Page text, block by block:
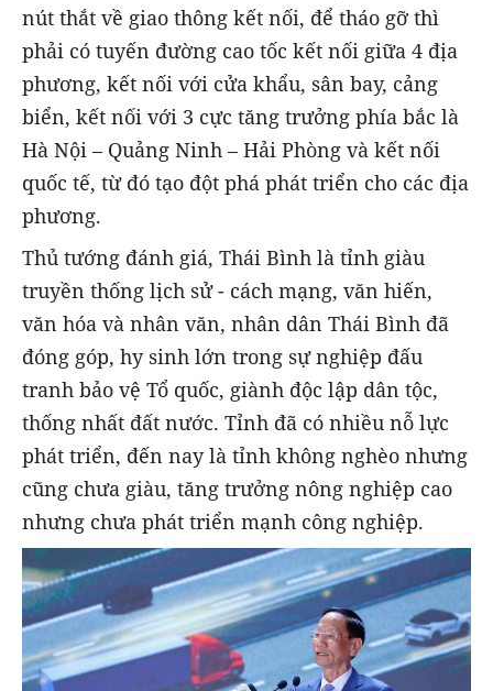
nút thắt về giao thông kết nối, để tháo gỡ thì
phải có tuyến đường cao tốc kết nối giữa 4 địa
phương, kết nối với cửa khẩu, sân bay, cảng
biển, kết nối với 3 cực tăng trưởng phía bắc là
Hà Nội – Quảng Ninh – Hải Phòng và kết nối
quốc tế, từ đó tạo đột phá phát triển cho các địa
phương.
Thủ tướng đánh giá, Thái Bình là tỉnh giàu
truyền thống lịch sử - cách mạng, văn hiến,
văn hóa và nhân văn, nhân dân Thái Bình đã
đóng góp, hy sinh lớn trong sự nghiệp đấu
tranh bảo vệ Tổ quốc, giành độc lập dân tộc,
thống nhất đất nước. Tỉnh đã có nhiều nỗ lực
phát triển, đến nay là tỉnh không nghèo nhưng
cũng chưa giàu, tăng trưởng nông nghiệp cao
nhưng chưa phát triển mạnh công nghiệp.